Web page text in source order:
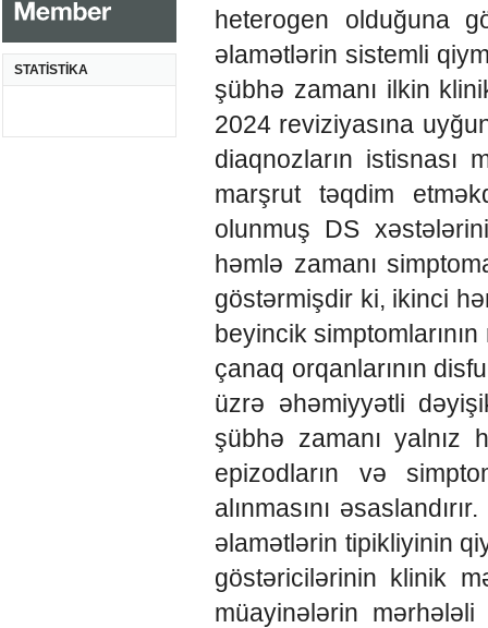
STATİSTİKA
heterogen olduğuna
əlamətlərin sistemli
şübhə zamanı ilkin
2024 reviziyasına
diaqnozların istisnası
marşrut təqdim
olunmuş DS
həmlə zamanı
göstərmişdir ki, ikinci
beyincik
çanaq orqanlarının
üzrə əhəmiyyətli
şübhə zamanı yalnız
epizodların və
alınmasını
əlamətlərin tipikliyinin
göstəricilərinin klinik
müayinələrin